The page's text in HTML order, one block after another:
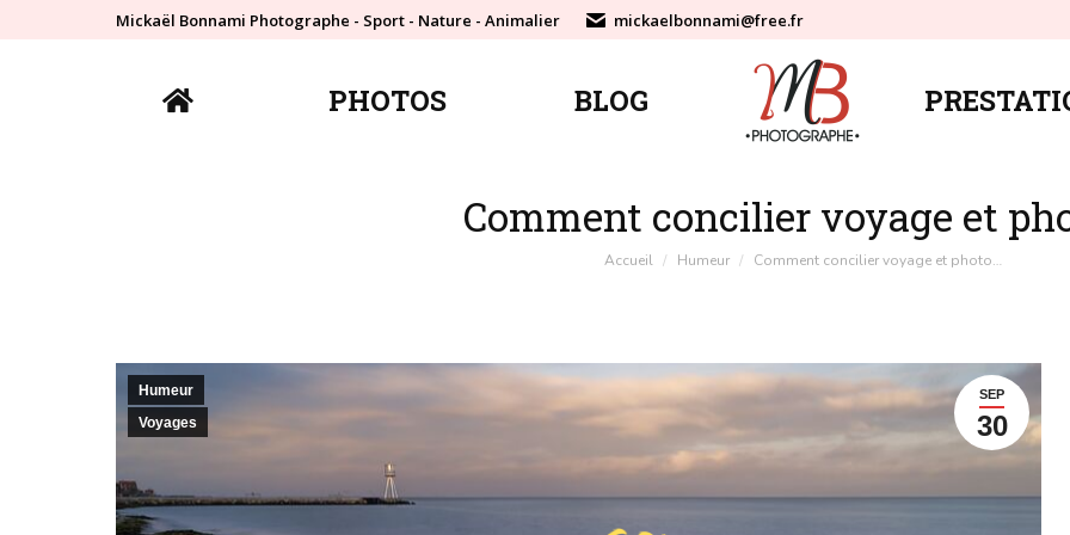
Mickaël Bonnami Photographe - Sport - Nature - Animalier mickaelbonnami@free.fr
PHOTOS BLOG
Comment concilier voyage et
Vous êtes ici :
Accueil Humeur Comment concilier voyage et photo…
SEP
30
Humeur
Voyages